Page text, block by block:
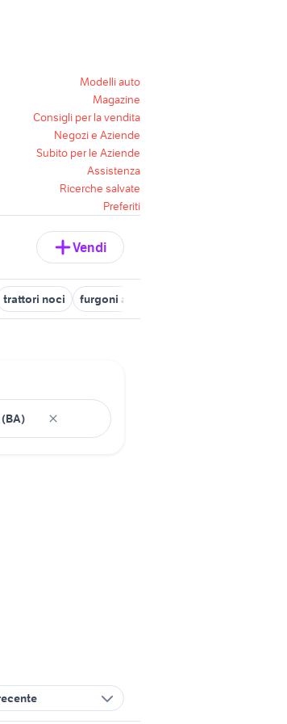
Modelli auto
Magazine
Consigli per la vendita
Negozi e Aziende
Subito per le Aziende
Assistenza
Ricerche salvate
Preferiti
Vendi
trattori noci furgoni altamura